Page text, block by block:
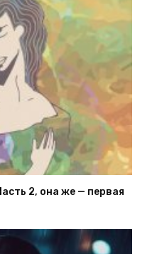
2, она же — первая